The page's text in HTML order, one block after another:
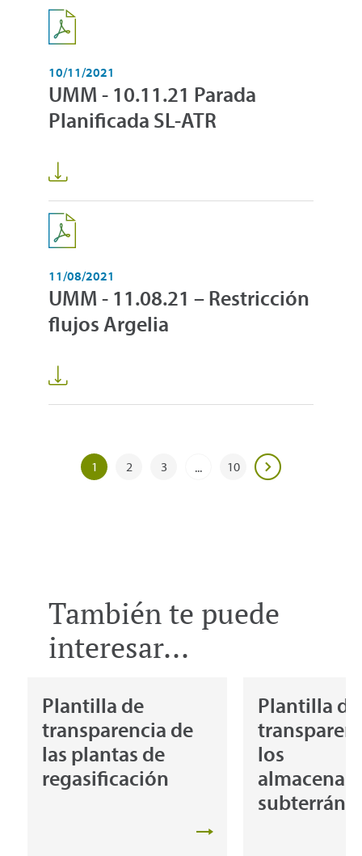
10/11/2021
UMM - 10.11.21 Parada
Planificada SL-ATR
11/08/2021
UMM - 11.08.21 – Restricción
flujos Argelia
1 2 3 ... 10
También te puede
interesar...
Plantilla de
transparencia de
las plantas de
regasificación
Plantilla de
los